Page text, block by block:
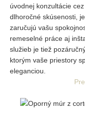
úvodnej konzultácie
dlhoročné skúsenosti,
zaručujú vašu
remeselné práce aj
služieb je tiež
ktorým vaše priestory
eleganciou.